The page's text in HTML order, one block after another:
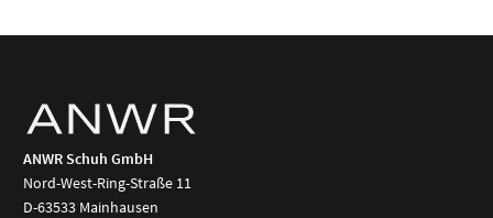
ANWR Schuh GmbH
Nord-West-Ring-Straße 11
D-63533 Mainhausen